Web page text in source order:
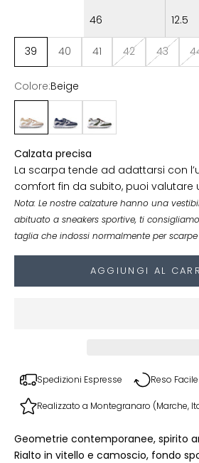
46 12.5
39 40 41 42 43
Colore:Beige
Calzata precisa
La scarpa tende ad adattarsi con
comfort fin da subito, puoi valutare
Nota: Le nostre calzature hanno una
abituato a sneakers sportive, ti
taglia che indossi normalmente per
AGGIUNGI AL
Spedizioni Espresse Reso Facile
Realizzato a Montegranaro (Marche,
Geometrie contemporanee, spirito
Rialto in vitello e camoscio, fondo